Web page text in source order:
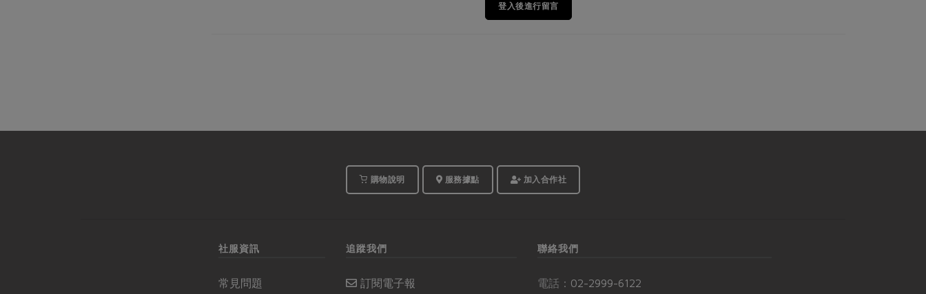
登入後進行留言
購物說明 服務據點 加入合作社
社服資訊
常見問題
追蹤我們
訂閱電子報
聯絡我們
電話： 02-2999-6122